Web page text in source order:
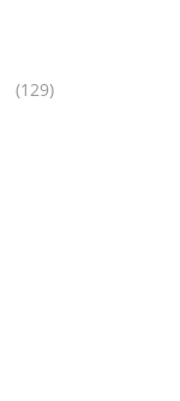
(129)